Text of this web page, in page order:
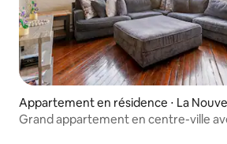
Appartement en résidence ⋅ La
ans
Grand appartement en centre-ville